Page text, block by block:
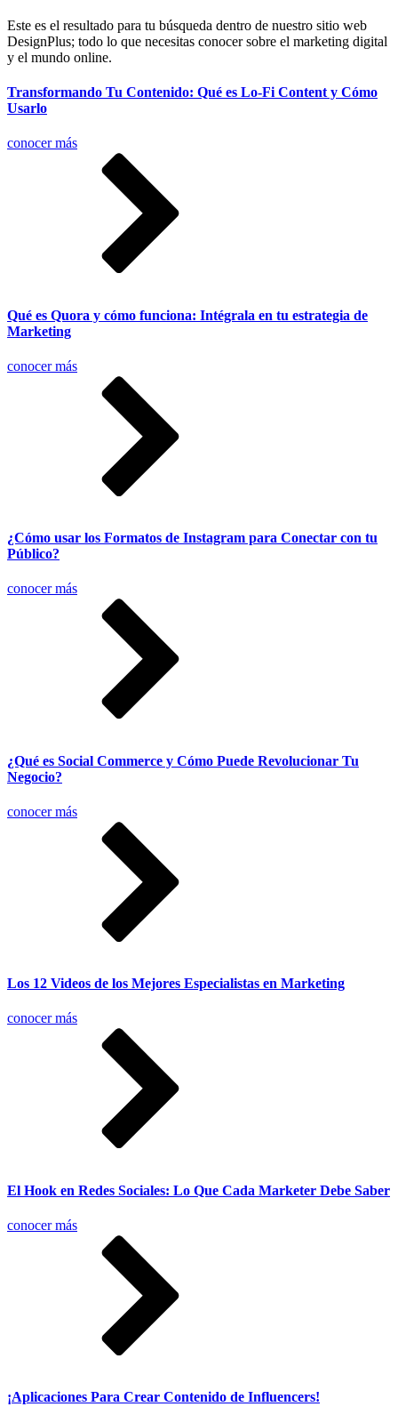
Este es el resultado para tu búsqueda dentro de nuestro sitio web
DesignPlus; todo lo que necesitas conocer sobre el marketing digital
y el mundo online.
Transformando Tu Contenido: Qué es Lo-Fi Content y Cómo
Usarlo
conocer más
Qué es Quora y cómo funciona: Intégrala en tu estrategia de
Marketing
conocer más
¿Cómo usar los Formatos de Instagram para Conectar con tu
Público?
conocer más
¿Qué es Social Commerce y Cómo Puede Revolucionar Tu
Negocio?
conocer más
Los 12 Videos de los Mejores Especialistas en Marketing
conocer más
El Hook en Redes Sociales: Lo Que Cada Marketer Debe Saber
conocer más
¡Aplicaciones Para Crear Contenido de Influencers!